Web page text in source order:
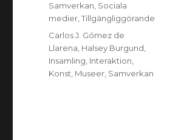
Samverkan Sociala
medier ,Tillgängliggörande
Taggar
Carlos J. Gómez de
Llarena Halsey Burgund
Insamling Interaktion
Konst Museer Samverkan